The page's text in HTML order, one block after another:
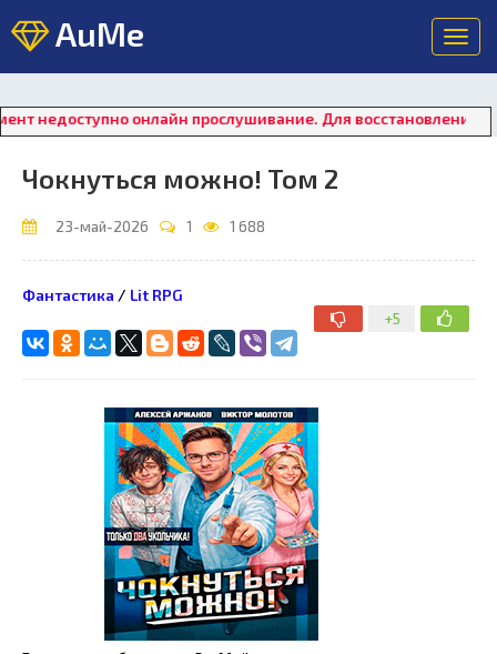
AuMe
онлайн прослушивание. Для восстановления работы
Чокнуться можно! Том 2
23-май-2026 1 1 688
+5
Фантастика / Lit RPG